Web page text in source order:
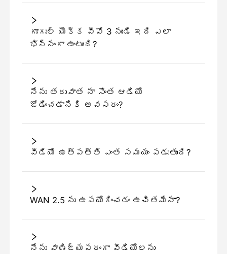
గూగుల్ యొక్క వీవో 3 నుండి ఇది ఎలా
భిన్నంగా ఉంటుంది?
నేను తరువాత నా సొంత ఆడియో
జోడించడానికి అవసరం?
వీడియో ఉత్పత్తి ఎంత సమయం పడుతుంది?
WAN 2.5 ను ఉపయోగించడం ఉచితమేనా?
నేను వాణిజ్యపరంగా వీడియోలను